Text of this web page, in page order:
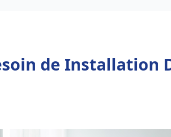
de Installation